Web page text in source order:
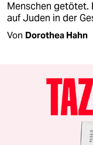
Menschen getötet.
auf Juden in der
Von Dorothea Hahn